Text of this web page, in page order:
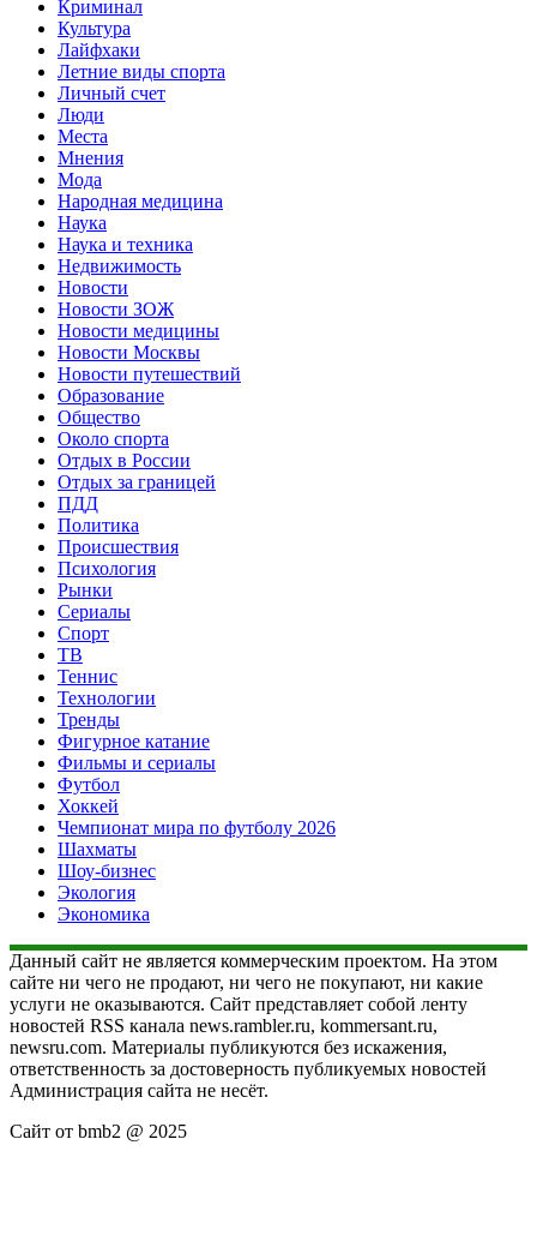
Криминал
Культура
Лайфхаки
Летние виды спорта
Личный счет
Люди
Места
Мнения
Мода
Народная медицина
Наука
Наука и техника
Недвижимость
Новости
Новости ЗОЖ
Новости медицины
Новости Москвы
Новости путешествий
Образование
Общество
Около спорта
Отдых в России
Отдых за границей
ПДД
Политика
Происшествия
Психология
Рынки
Сериалы
Спорт
ТВ
Теннис
Технологии
Тренды
Фигурное катание
Фильмы и сериалы
Футбол
Хоккей
Чемпионат мира по футболу 2026
Шахматы
Шоу-бизнес
Экология
Экономика
Данный сайт не является коммерческим проектом. На этом
сайте ни чего не продают, ни чего не покупают, ни какие
услуги не оказываются. Сайт представляет собой ленту
новостей RSS канала news.rambler.ru, kommersant.ru,
newsru.com. Материалы публикуются без искажения,
ответственность за достоверность публикуемых новостей
Администрация сайта не несёт.
Сайт от bmb2 @ 2025